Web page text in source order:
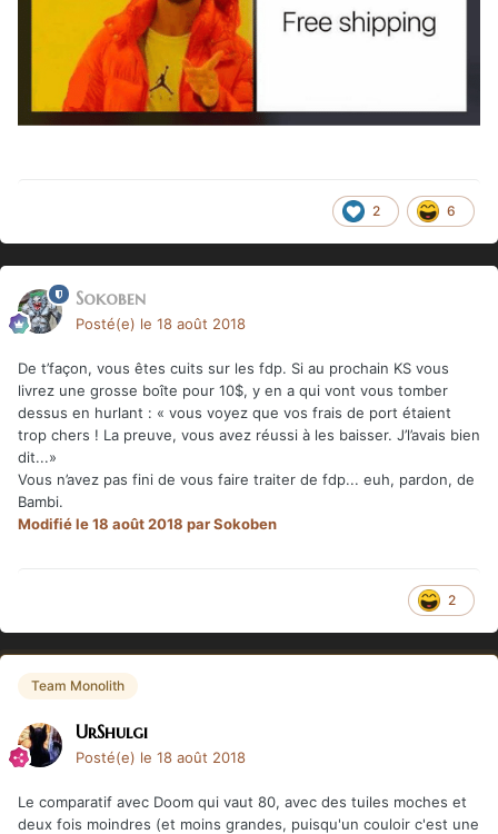
2 6
Sokoben
Posté(e) le 18 août 2018
De t’façon, vous êtes cuits sur les fdp. Si au prochain KS vous
livrez une grosse boîte pour 10$, y en a qui vont vous tomber
dessus en hurlant : « vous voyez que vos frais de port étaient
trop chers ! La preuve, vous avez réussi à les baisser. J’l’avais bien
dit...»
Vous n’avez pas fini de vous faire traiter de fdp... euh, pardon, de
Bambi.
Modifiéle 18 août 2018 par Sokoben
2
Team Monolith
UrShulgi
Posté(e) le 18 août 2018
Le comparatif avec Doom qui vaut 80, avec des tuiles moches et
deux fois moindres (et moins grandes, puisqu'un couloir c'est une